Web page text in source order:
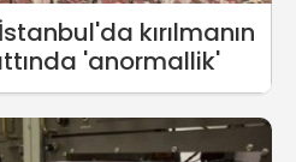
kırılmanın
'anormallik'